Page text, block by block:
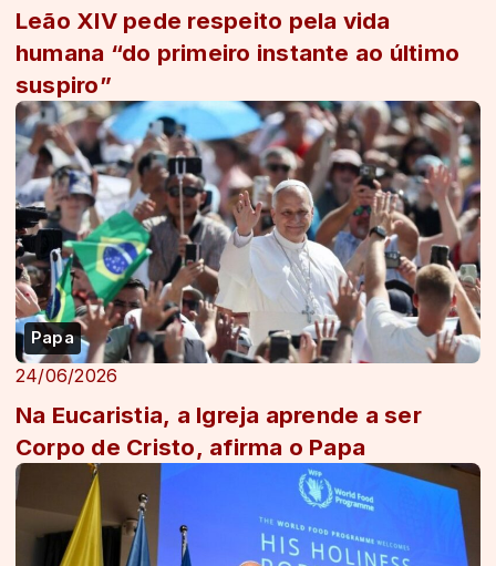
Leão XIV pede respeito pela vida
humana “do primeiro instante ao último
suspiro”
Papa
24/06/2026
Na Eucaristia, a Igreja aprende a ser
Corpo de Cristo, afirma o Papa